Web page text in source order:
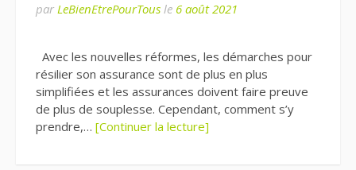
par LeBienEtrePourTous le 6 août 2021
Avec les nouvelles réformes, les démarches pour
résilier son assurance sont de plus en plus
simplifiées et les assurances doivent faire preuve
de plus de souplesse. Cependant, comment s’y
prendre,… [Continuer la lecture]